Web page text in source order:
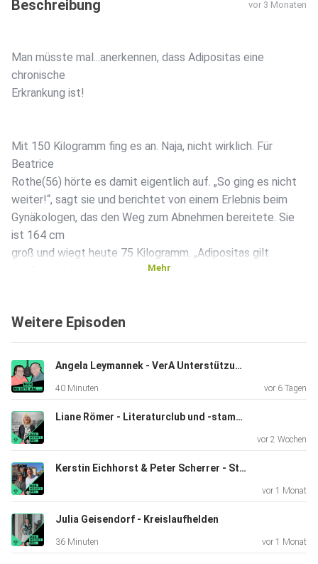
Beschreibung vor 3 Monaten
Man müsste mal...anerkennen, dass Adipositas eine
chronische
Erkrankung ist!
Mit 150 Kilogramm fing es an. Naja, nicht wirklich. Für
Beatrice
Rothe(56) hörte es damit eigentlich auf. „So ging es nicht
weiter!“, sagt sie und berichtet von einem Erlebnis beim
Gynäkologen, das den Weg zum Abnehmen bereitete. Sie
ist 164 cm
groß und wiegt heute 75 Kilogramm. „Adipositas gilt
„Beatrice hat einen ganzen Menschen abgenommen“,
unterstreicht
Anne Voege (44) die eindrucksvollen Zahlen. Sie selbst ist
156 cm
groß und wog vor einem halben Jahr 141,5 Kilogramm.
ich habe einfach immer zu viele gegessen und wurde immer
dicker“,
Folgeerkrankungen. ZU meinem Hausarzt habe ich gesagt,
ich wolle
Mehr
Weitere Episoden
Angela Leymannek - VerA Unterstützung für Azubis
40 Minuten vor 6 Tagen
Liane Römer - Literaturclub und -stammtisch
vor 2 Wochen
Kerstin Eichhorst & Peter Scherrer - Stadtrundgang zu jüdischem Leben in Schwerin
vor 1 Monat
Julia Geisendorf - Kreislaufhelden
36 Minuten vor 1 Monat